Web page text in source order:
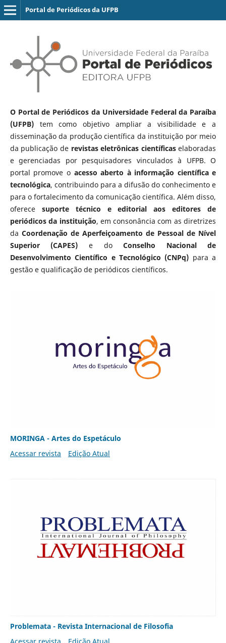
Portal de Periódicos da UFPB
O Portal de Periódicos da Universidade Federal da Paraíba
(UFPB)tem como objetivo ampliar a visibilidade e a
disseminação da produção científica da instituição por meio
da publicação de revistas eletrônicas científicaselaboradas
e gerenciadas por pesquisadores vinculados à UFPB. O
portal promove o acesso aberto à informação científica e
tecnológica, contribuindo para a difusão do conhecimento e
para o fortalecimento da comunicação científica. Além disso,
oferece suporte técnico e editorial aos editores de
periódicos da instituição, em consonância com as diretrizes
da Coordenação de Aperfeiçoamento de Pessoal de Nível
Superior (CAPES) e doConselho Nacional de
Desenvolvimento Científico e Tecnológico (CNPq) para a
gestão e qualificação de periódicos científicos.
MORINGA - Artes do Espetáculo
Acessar revista
Edição Atual
Problemata - Revista Internacional de Filosofia
Acessar revista
Edição Atual